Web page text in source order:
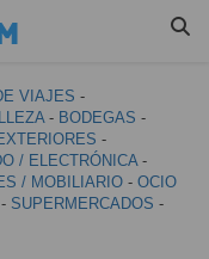
VIAJES -
- BODEGAS -
-
/ ELECTRÓNICA-
/ MOBILIARIO - OCIO
- SUPERMERCADOS -